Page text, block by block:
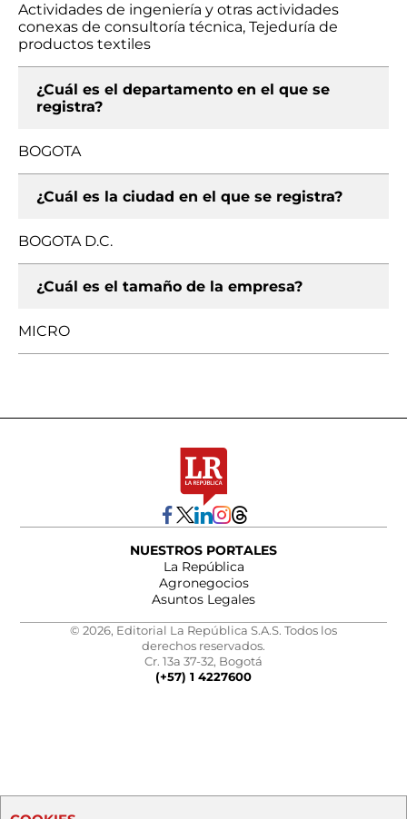
Actividades de ingeniería y otras actividades
conexas de consultoría técnica, Tejeduría de
productos textiles
¿Cuál es el departamento en el que se
registra?
BOGOTA
¿Cuál es la ciudad en el que se registra?
BOGOTA D.C.
¿Cuál es el tamaño de la empresa?
MICRO
NUESTROS PORTALES
La República
Agronegocios
Asuntos Legales
© 2026, Editorial La República S.A.S. Todos los
derechos reservados.
Cr. 13a 37-32, Bogotá
(+57) 1 4227600